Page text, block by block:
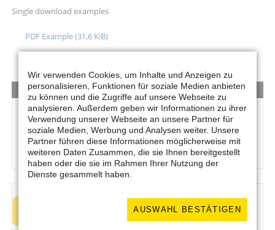
Single download examples
PDF Example(31,6 KiB)
DOWNLOAD BOX
Excel Example
(23,5 KiB)
PDF Example(31,6 KiB)
Word Example(21,5 KiB)
ZIP Example (12,6 KiB)
Lorem ipsum dolor sit amet, consetetur
sadipscing elitr, sed diam nonumy eirmod tempor
invidunt ut labore et dolore magna aliquyam
Wir verwenden Cookies, um Inhalte und Anzeigen zu
personalisieren, Funktionen für soziale Medien anbieten
zu können und die Zugriffe auf unsere Webseite zu
analysieren. Außerdem geben wir Informationen zu ihrer
Verwendung unserer Webseite an unsere Partner für
soziale Medien, Werbung und Analysen weiter. Unsere
Partner führen diese Informationen möglicherweise mit
weiteren Daten Zusammen, die sie Ihnen bereitgestellt
haben oder die sie im Rahmen Ihrer Nutzung der
Dienste gesammelt haben.
AUSWAHL BESTÄTIGEN